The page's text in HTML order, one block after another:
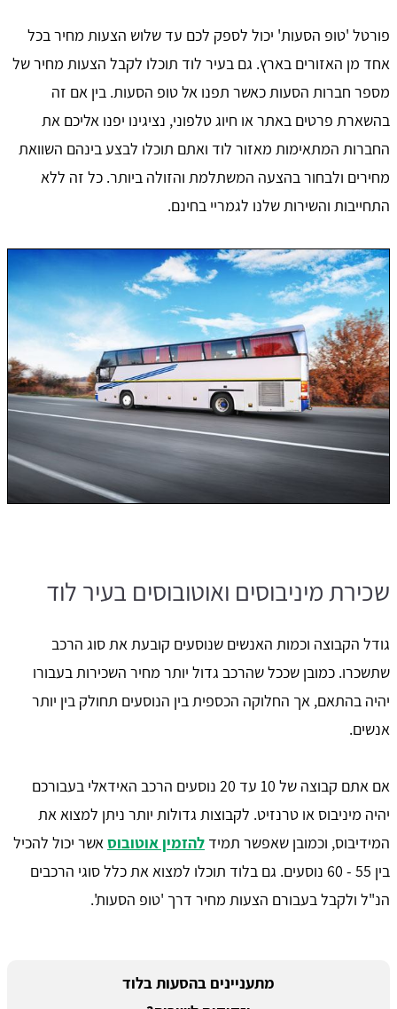
פורטל 'טופ הסעות' יכול לספק לכם עד שלוש הצעות מחיר בכל
אחד מן האזורים בארץ. גם בעיר לוד תוכלו לקבל הצעות מחיר של
מספר חברות הסעות כאשר תפנו אל טופ הסעות. בין אם זה
בהשארת פרטים באתר או חיוג טלפוני, נציגינו יפנו אליכם את
החברות המתאימות מאזור לוד ואתם תוכלו לבצע בינהם השוואת
מחירים ולבחור בהצעה המשתלמת והזולה ביותר. כל זה ללא
התחייבות והשירות שלנו לגמריי בחינם.
שכירת מיניבוסים ואוטובוסים בעיר לוד
גודל הקבוצה וכמות האנשים שנוסעים קובעת את סוג הרכב
שתשכרו. כמובן שככל שהרכב גדול יותר מחיר השכירות בעבורו
יהיה בהתאם, אך החלוקה הכספית בין הנוסעים תחולק בין יותר
אנשים.
אם אתם קבוצה של 10 עד 20 נוסעים הרכב האידאלי בעבורכם
יהיה מיניבוס או טרנזיט. לקבוצות גדולות יותר ניתן למצוא את
המידיבוס, וכמובן שאפשר תמיד להזמין אוטובוסאשר יכול להכיל
בין 55 - 60 נוסעים. גם בלוד תוכלו למצוא את כלל סוגי הרכבים
הנ"ל ולקבל בעבורם הצעות מחיר דרך 'טופ הסעות'.
מתעניינים בהסעות בלוד